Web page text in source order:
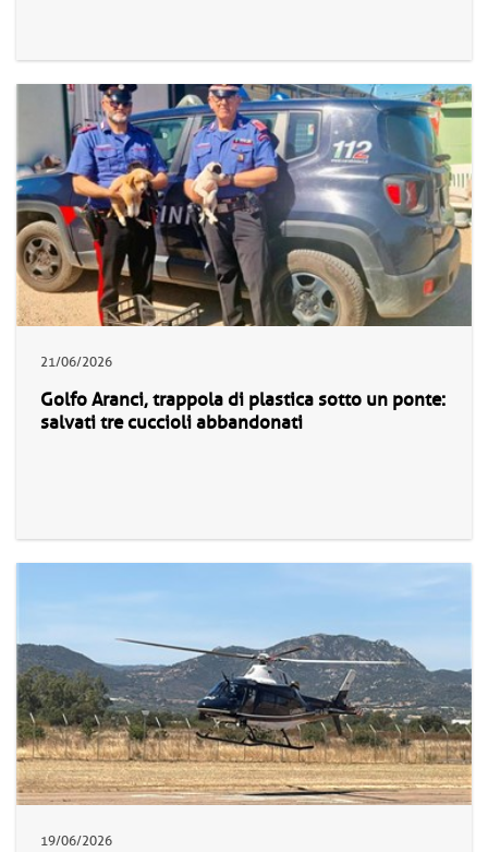
21/06/2026
Golfo Aranci, trappola di plastica sotto un ponte:
salvati tre cuccioli abbandonati
19/06/2026